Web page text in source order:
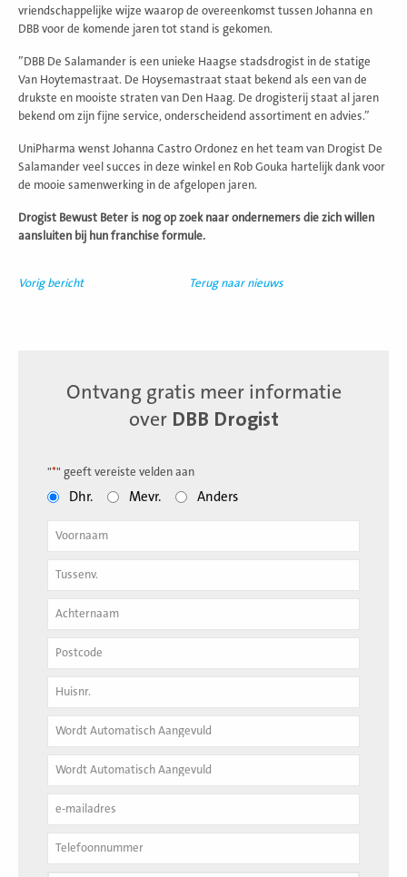
vriendschappelijke wijze waarop de overeenkomst tussen Johanna en
DBB voor de komende jaren tot stand is gekomen.
”DBB De Salamander is een unieke Haagse stadsdrogist in de statige
Van Hoytemastraat. De Hoysemastraat staat bekend als een van de
drukste en mooiste straten van Den Haag. De drogisterij staat al jaren
bekend om zijn fijne service, onderscheidend assortiment en advies.”
UniPharma wenst Johanna Castro Ordonez en het team van Drogist De
Salamander veel succes in deze winkel en Rob Gouka hartelijk dank voor
de mooie samenwerking in de afgelopen jaren.
Drogist Bewust Beter is nog op zoek naar ondernemers die zich willen
aansluiten bij hun franchise formule.
Vorig bericht Terug naar nieuws
Ontvang gratis meer informatie
over DBB Drogist
"*" geeft vereiste velden aan
Dhr. Mevr. Anders